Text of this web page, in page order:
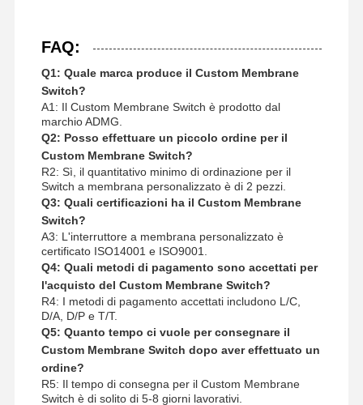
FAQ:
Q1: Quale marca produce il Custom Membrane
Switch?
A1: Il Custom Membrane Switch è prodotto dal
marchio ADMG.
Q2: Posso effettuare un piccolo ordine per il
Custom Membrane Switch?
R2: Sì, il quantitativo minimo di ordinazione per il
Switch a membrana personalizzato è di 2 pezzi.
Q3: Quali certificazioni ha il Custom Membrane
Switch?
A3: L'interruttore a membrana personalizzato è
certificato ISO14001 e ISO9001.
Q4: Quali metodi di pagamento sono accettati per
l'acquisto del Custom Membrane Switch?
R4: I metodi di pagamento accettati includono L/C,
D/A, D/P e T/T.
Q5: Quanto tempo ci vuole per consegnare il
Custom Membrane Switch dopo aver effettuato un
ordine?
R5: Il tempo di consegna per il Custom Membrane
Switch è di solito di 5-8 giorni lavorativi.